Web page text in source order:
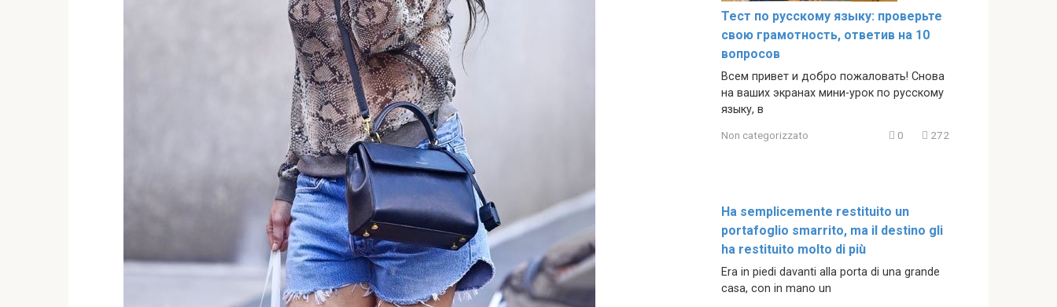
Тест по русскому языку: проверьте
свою грамотность, ответив на 10
вопросов
Всем привет и добро пожаловать! Снова
на ваших экранах мини-урок по русскому
языку, в
Non categorizzato 0 272
Ha semplicemente restituito un
portafoglio smarrito, ma il destino gli
ha restituito molto di più
Era in piedi davanti alla porta di una grande
casa, con in mano un